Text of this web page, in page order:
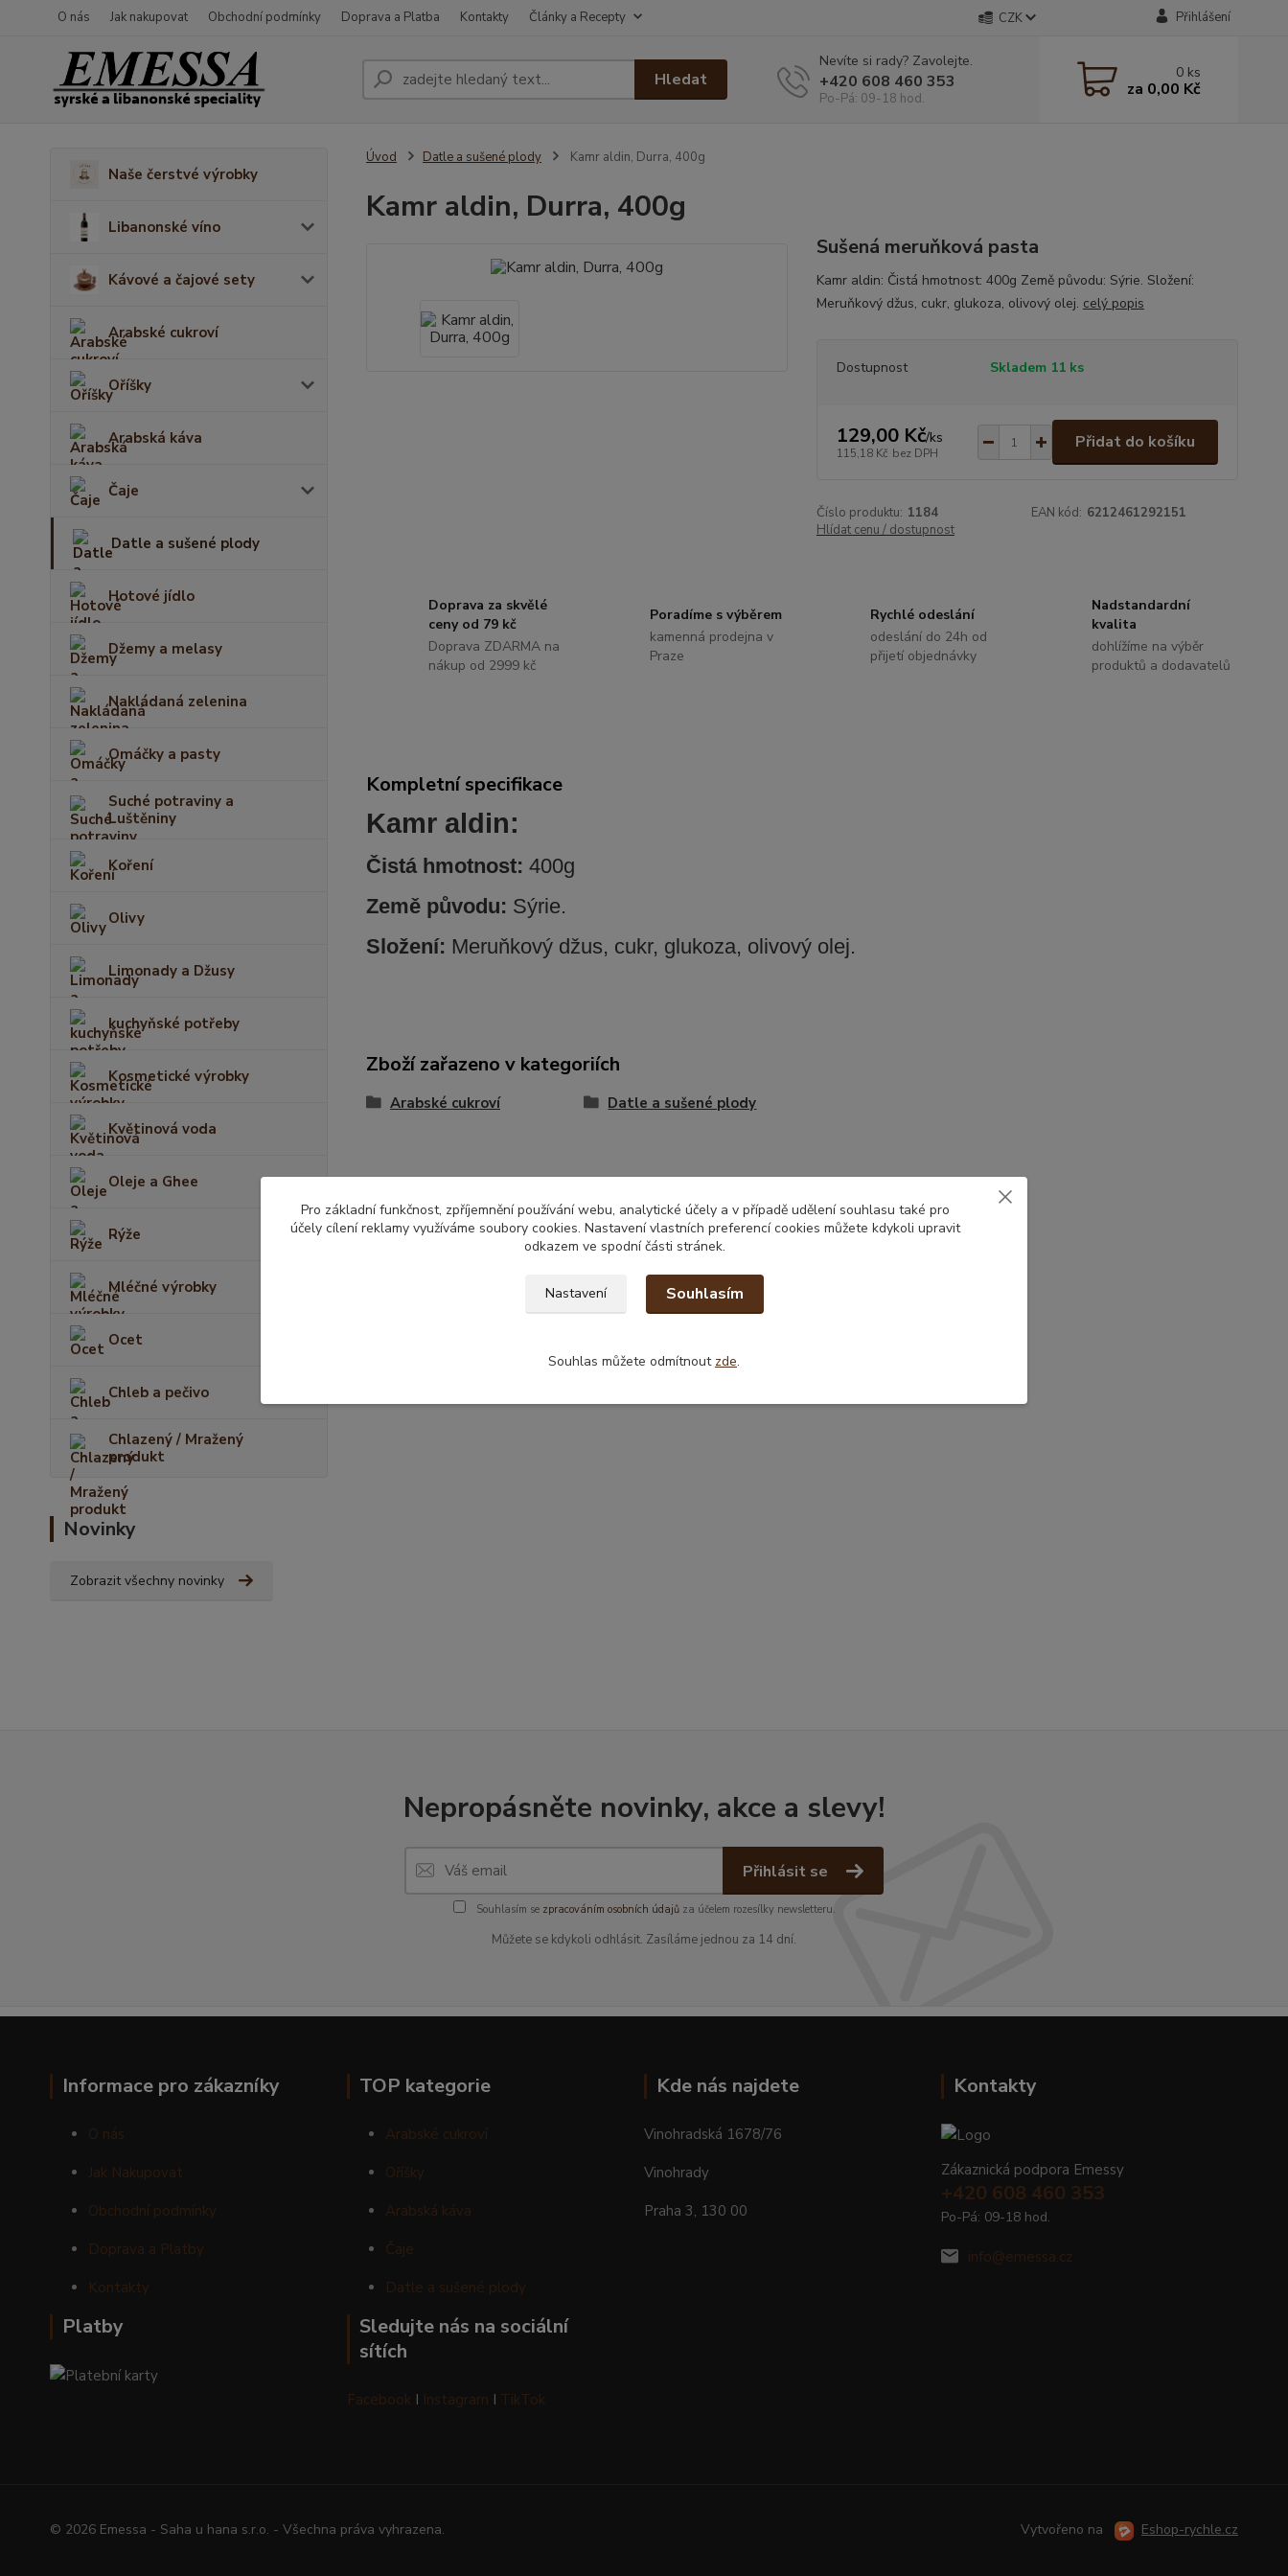
O nás Jak nakupovat Obchodní podmínky Doprava a Platba Kontakty Články a Recepty CZK Přihlášení
Hledat
Nevíte si rady? Zavolejte.
+420 608 460 353
Po-Pá: 09-18 hod.
0 ks
za 0,00 Kč
Naše čerstvé výrobky
Libanonské víno
Kávové a čajové sety
Arabské cukroví
Oříšky
Arabská káva
Čaje
Datle a sušené plody
Hotové jídlo
Džemy a melasy
Nakládaná zelenina
Omáčky a pasty
Suché potraviny a
Luštěniny
Koření
Olivy
Limonady a Džusy
kuchyňské potřeby
Kosmetické výrobky
Květinová voda
Oleje a Ghee
Rýže
Mléčné výrobky
Ocet
Chleb a pečivo
Chlazený / Mražený
produkt
Novinky
Zobrazit všechny novinky
Úvod Datle a sušené plody Kamr aldin, Durra, 400g
Kamr aldin, Durra, 400g
Sušená meruňková pasta
Kamr aldin: Čistá hmotnost: 400g Země původu: Sýrie. Složení:
Meruňkový džus, cukr, glukoza, olivový olej. celý popis
Dostupnost Skladem 11 ks
129,00 Kč/ks
115,18 Kč bez DPH
Přidat do košíku
Číslo produktu: 1184 EAN kód: 6212461292151
Hlídat cenu / dostupnost
Doprava za skvělé
ceny od 79 kč
Doprava ZDARMA na
nákup od 2999 kč
Poradíme s výběrem
kamenná prodejna v
Praze
Rychlé odeslání
odeslání do 24h od
přijetí objednávky
Nadstandardní
kvalita
dohlížíme na výběr
produktů a dodavatelů
Kompletní specifikace
Kamr aldin:
Čistá hmotnost: 400g
Země původu: Sýrie.
Složení: Meruňkový džus, cukr, glukoza, olivový olej.
Zboží zařazeno v kategoriích
Arabské cukroví Datle a sušené plody
Nepropásněte novinky, akce a slevy!
Přihlásit se
Souhlasím se zpracováním osobních údajůza účelem rozesílky newsletteru.
Můžete se kdykoli odhlásit. Zasíláme jednou za 14 dní.
Informace pro zákazníky
O nás
Jak Nakupovat
Obchodní podmínky
Doprava a Platby
Kontakty
Platby
TOP kategorie
Arabské cukroví
Oříšky
Arabská káva
Čaje
Datle a sušené plody
Sledujte nás na sociální
sítích
Facebook I Instagram I TikTok
Kde nás najdete
Vinohradská 1678/76
Vinohrady
Praha 3, 130 00
Kontakty
Zákaznická podpora Emessy
+420 608 460 353
Po-Pá: 09-18 hod.
info@emessa.cz
© 2026 Emessa - Saha u hana s.r.o. - Všechna práva vyhrazena. Vytvořeno na Eshop-rychle.cz
Pro základní funkčnost, zpříjemnění používání webu, analytické účely a v případě udělení souhlasu také pro
účely cílení reklamy využíváme soubory cookies. Nastavení vlastních preferencí cookies můžete kdykoli upravit
odkazem ve spodní části stránek.
Nastavení Souhlasím
Souhlas můžete odmítnout zde.